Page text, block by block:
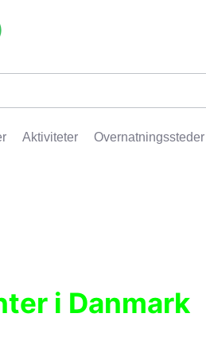
Aktiviteter Overnatningssteder
i Danmark